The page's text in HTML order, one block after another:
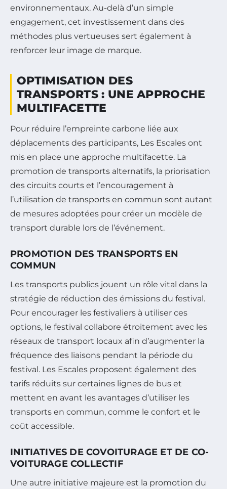
environnementaux. Au-delà d’un simple
engagement, cet investissement dans des
méthodes plus vertueuses sert également à
renforcer leur image de marque.
OPTIMISATION DES
TRANSPORTS : UNE APPROCHE
MULTIFACETTE
Pour réduire l’empreinte carbone liée aux
déplacements des participants, Les Escales ont
mis en place une approche multifacette. La
promotion de transports alternatifs, la priorisation
des circuits courts et l’encouragement à
l’utilisation de transports en commun sont autant
de mesures adoptées pour créer un modèle de
transport durable lors de l’événement.
PROMOTION DES TRANSPORTS EN
COMMUN
Les transports publics jouent un rôle vital dans la
stratégie de réduction des émissions du festival.
Pour encourager les festivaliers à utiliser ces
options, le festival collabore étroitement avec les
réseaux de transport locaux afin d’augmenter la
fréquence des liaisons pendant la période du
festival. Les Escales proposent également des
tarifs réduits sur certaines lignes de bus et
mettent en avant les avantages d’utiliser les
transports en commun, comme le confort et le
coût accessible.
INITIATIVES DE COVOITURAGE ET DE CO-
VOITURAGE COLLECTIF
Une autre initiative majeure est la promotion du